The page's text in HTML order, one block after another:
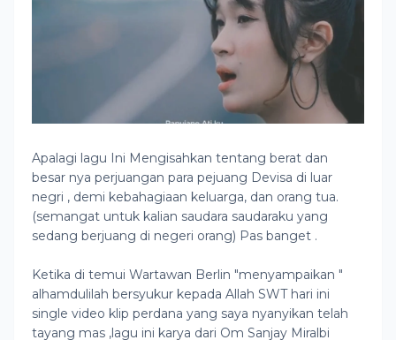
Apalagi lagu Ini Mengisahkan tentang berat dan
besar nya perjuangan para pejuang Devisa di luar
negri , demi kebahagiaan keluarga, dan orang tua.
(semangat untuk kalian saudara saudaraku yang
sedang berjuang di negeri orang) Pas banget .
Ketika di temui Wartawan Berlin "menyampaikan "
alhamdulilah bersyukur kepada Allah SWT hari ini
single video klip perdana yang saya nyanyikan telah
tayang mas ,lagu ini karya dari Om Sanjay Miralbi